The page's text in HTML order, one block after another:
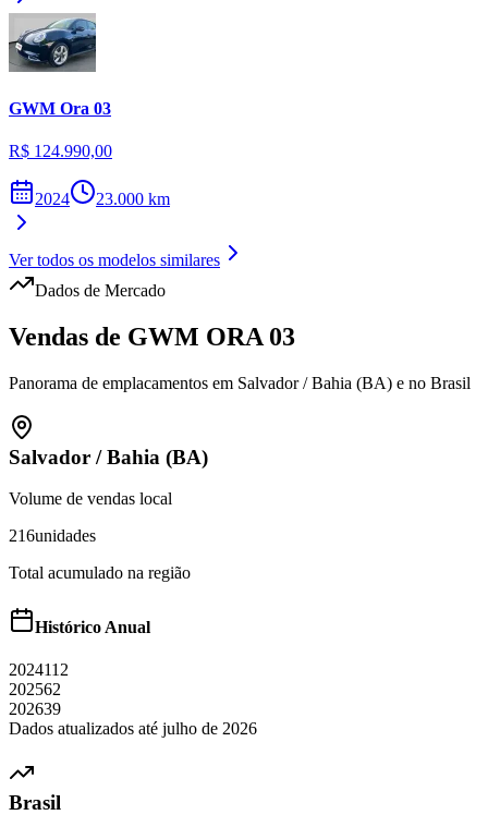
GWM Ora 03
R$ 124.990,00
2024 23.000 km
Ver todos os modelos similares
Dados de Mercado
Vendas de GWM ORA 03
Panorama de emplacamentos em Salvador/ Bahia (BA) e no Brasil
Salvador /Bahia (BA)
Volume de vendas local
216unidades
Total acumulado na região
Histórico Anual
2024112
202562
202639
Dados atualizados até julho de 2026
Brasil